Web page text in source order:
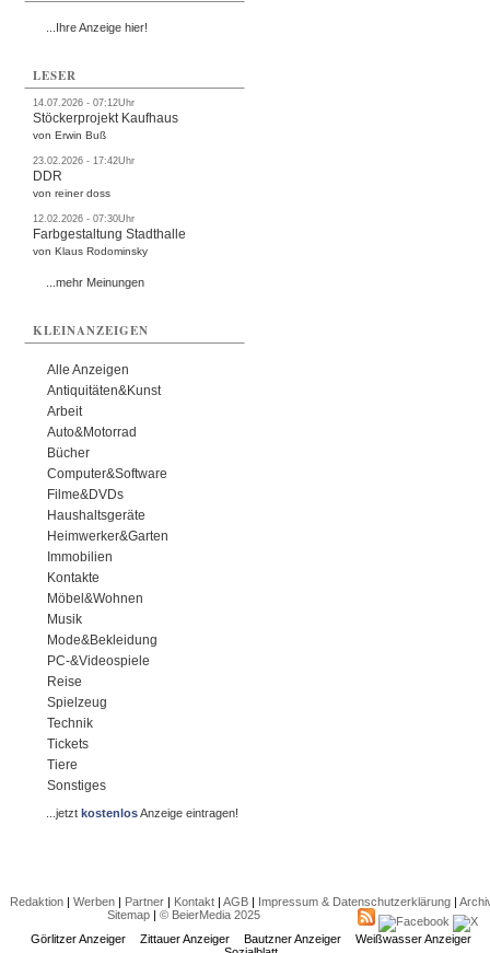
...Ihre Anzeige hier!
LESER
14.07.2026 - 07:12Uhr
Stöckerprojekt Kaufhaus
von Erwin Buß
23.02.2026 - 17:42Uhr
DDR
von reiner doss
12.02.2026 - 07:30Uhr
Farbgestaltung Stadthalle
von Klaus Rodominsky
...mehr Meinungen
KLEINANZEIGEN
Alle Anzeigen
Antiquitäten&Kunst
Arbeit
Auto&Motorrad
Bücher
Computer&Software
Filme&DVDs
Haushaltsgeräte
Heimwerker&Garten
Immobilien
Kontakte
Möbel&Wohnen
Musik
Mode&Bekleidung
PC-&Videospiele
Reise
Spielzeug
Technik
Tickets
Tiere
Sonstiges
...jetztkostenlosAnzeige eintragen!
Redaktion| Werben| Partner| Kontakt| AGB| Impressum & Datenschutzerklärung|
Sitemap| © BeierMedia 2025
Görlitzer Anzeiger
Zittauer Anzeiger Bautzner Anzeiger
Weißwasser Anzeiger